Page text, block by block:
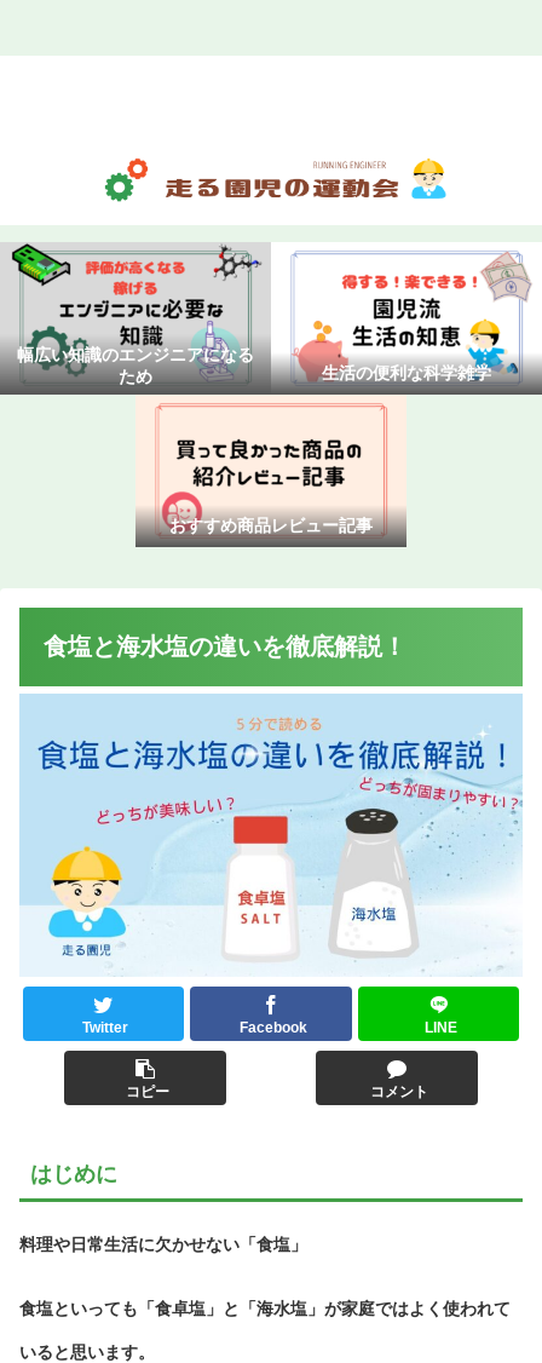
幅広い知識のエンジニアになる
ため
生活の便利な科学雑学
おすすめ商品レビュー記事
食塩と海水塩の違いを徹底解説！
Twitter Facebook LINE
コピー コメント
はじめに
料理や日常生活に欠かせない「食塩 」
食塩といっても「食卓塩 」と「海水塩 」が家庭ではよく使われて
いると思います。